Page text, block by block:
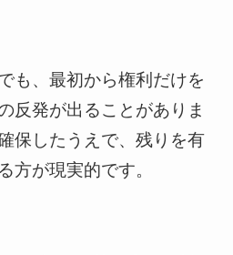
も、最初から権利だけを
反発が出ることがありま
保したうえで、残りを有
方が現実的です。